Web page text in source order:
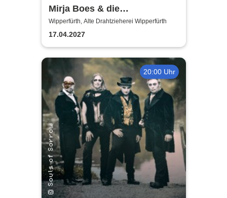
Mirja Boes & die
HonkeyDonkeys - carpfe
diem!
Wipperfürth, Alte Drahtzieherei Wipperfürth
17.04.2027
20:00 Uhr